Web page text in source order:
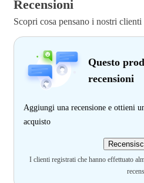
Recensioni
Scopri cosa pensano i nostri
Questo
recensioni
Aggiungi una recensione e ottieni
acquisto
I clienti registrati che hanno effettuato